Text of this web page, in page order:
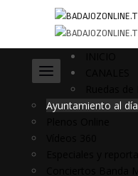
Ayuntamiento al día